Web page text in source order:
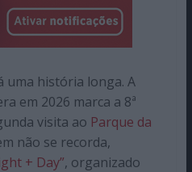
uma história longa. A
em 2026 marca a 8ª
visita ao Parque da
não se recorda,
+ Day”, organizado